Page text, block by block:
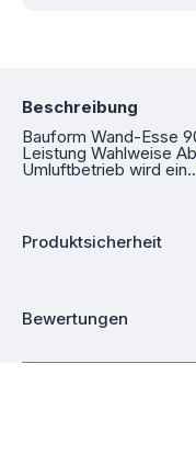
Beschreibung
Bauform Wand-Esse
Leistung Wahlweise
Umluftbetrieb wird
Produktsicherheit
Bewertungen